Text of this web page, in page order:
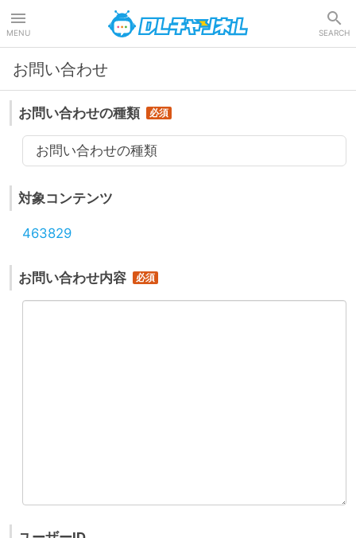
MENU SEARCH
お問い合わせ
お問い合わせの種類
お問い合わせの種類
対象コンテンツ
463829
お問い合わせ内容